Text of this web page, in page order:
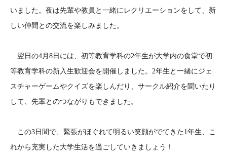
いました。夜は先輩や教員と一緒にレクリエーションをして、新
しい仲間との交流を楽しみました。
翌日の4月8日には、初等教育学科の2年生が大学内の食堂で初
等教育学科の新入生歓迎会を開催しました。2年生と一緒にジェ
スチャーゲームやクイズを楽しんだり、サークル紹介を聞いたり
して、先輩とのつながりもできました。
この3日間で、緊張がほぐれて明るい笑顔がでてきた1年生、こ
れから充実した大学生活を過ごしていきましょう！